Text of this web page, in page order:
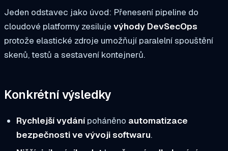
Jeden odstavec jako úvod: Přenesení pipeline do
cloudové platformy zesiluje výhody DevSecOps
protože elastické zdroje umožňují paralelní spouštění
skenů, testů a sestavení kontejnerů.
Konkrétní výsledky
Rychlejší vydánípoháněno automatizace
bezpečnosti ve vývoji softwaru.